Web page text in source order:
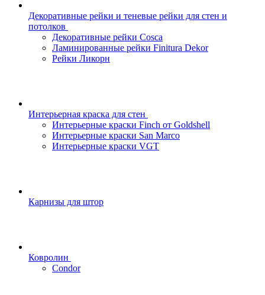
Декоративные рейки и теневые рейки для стен и
потолков
Декоративные рейки Cosca
Ламинированные рейки Finitura Dekor
Рейки Ликорн
Интерьерная краска для стен
Интерьерные краски Finch от Goldshell
Интерьерные краски San Marco
Интерьерные краски VGT
Карнизы для штор
Ковролин
Condor